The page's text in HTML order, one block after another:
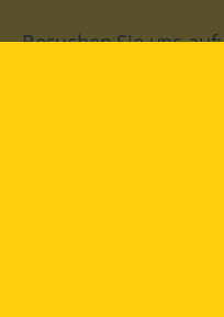
Besuchen Sie uns auf: